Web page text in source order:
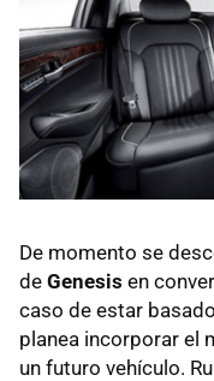
De momento se
de Genesis en
caso de estar
planea incorporar el
un futuro vehículo.